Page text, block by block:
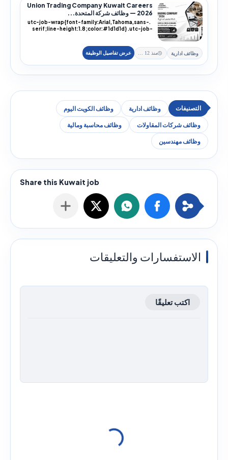
Union Trading Company Kuwait Careers
2026 — وظائف شركة المتحدة...
.utc-job-wrap{font-family:Arial,Tahoma,sans-
serif;line-height:1.8;color:#1d1d1d} .utc-job-
وظائف ادارية
وظائف ادارية وظائف الكويت اليوم
وظائف شركات المقاولات وظائف محاسبة ومالية
وظائف مهندسين
الاستفسارات والتعليقات
اكتب تعليقًا